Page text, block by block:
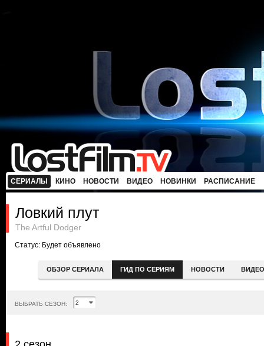
СЕРИАЛЫ КИНО НОВОСТИ ВИДЕО НОВИНКИ РАСПИСАНИЕ
Ловкий плут
The Artful Dodger
Статус: Будет объявлено
ОБЗОР СЕРИАЛА ГИД ПО СЕРИЯМ НОВОСТИ ВИДЕО
ВЫБРАТЬ СЕЗОН: